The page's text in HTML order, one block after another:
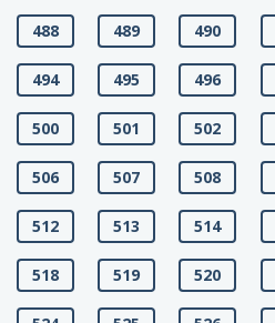
488 489 490
494 495 496
500 501 502
506 507 508
512 513 514
518 519 520